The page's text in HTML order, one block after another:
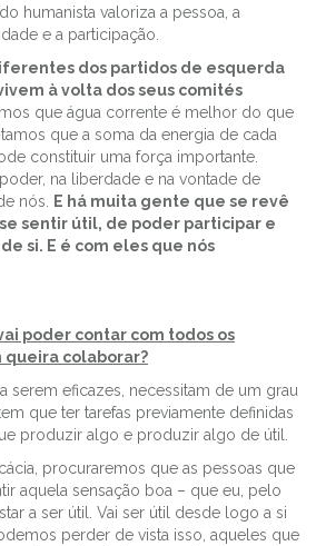
humanista valoriza a pessoa, a
e a participação.
dos partidos de esquerda
à volta dos seus comités
que água corrente é melhor do que
que a soma da energia de cada
constituir uma força importante.
na liberdade e na vontade de
nós.
E há muita gente que se revê
sentir útil, de poder participar e
si. E é com eles que nós
poder contar com todos os
colaborar?
serem eficazes, necessitam de um grau
que ter tarefas previamente definidas
produzir algo e produzir algo de útil.
procuraremos que as pessoas que
aquela sensação boa – que eu, pelo
a ser útil. Vai ser útil desde logo a si
perder de vista isso, aqueles que